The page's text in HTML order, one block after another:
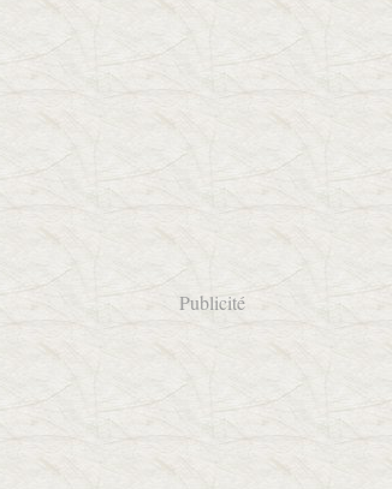
Publicité